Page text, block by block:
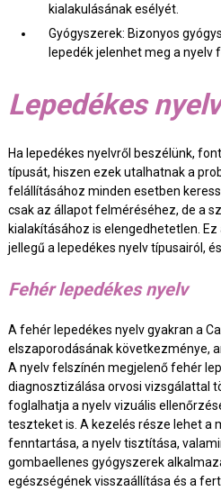
kialakulásának esélyét.
Gyógyszerek: Bizonyos
lepedék jelenhet meg a nyelv
Lepedékes
Ha lepedékes nyelvről beszélünk,
típusát, hiszen ezek utalhatnak a
felállításához minden esetben
csak az állapot felméréséhez, de a
kialakításához is elengedhetetlen.
jellegű a lepedékes nyelv típusairól,
Fehér lepedékes nyelv
A fehér lepedékes nyelv gyakran a
elszaporodásának következménye,
A nyelv felszínén megjelenő fehér
diagnosztizálása orvosi vizsgálattal
foglalhatja a nyelv vizuális
teszteket is. A kezelés része lehet a
fenntartása, a nyelv tisztítása,
gombaellenes gyógyszerek
egészségének visszaállítása és a